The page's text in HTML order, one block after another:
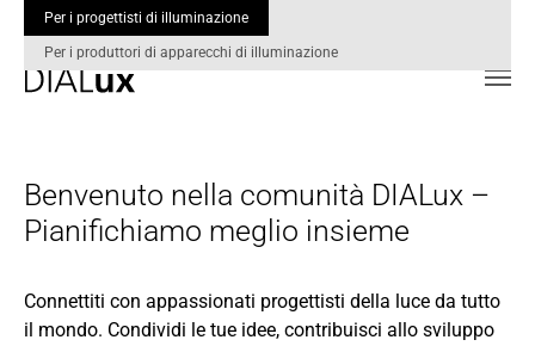
Per i progettisti di illuminazione
Per i produttori di apparecchi di illuminazione
Benvenuto nella comunità DIALux –
Pianifichiamo meglio insieme
Connettiti con appassionati progettisti della luce da tutto
il mondo. Condividi le tue idee, contribuisci allo sviluppo